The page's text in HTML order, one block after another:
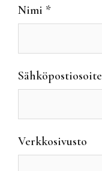
Nimi *
Sähköpostiosoite
Verkkosivusto